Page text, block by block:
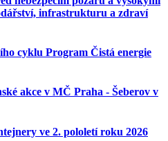
infrastrukturu a zdraví
cyklu Program Čistá energie
akce v MČ Praha - Šeberov v
ve 2. pololetí roku 2026